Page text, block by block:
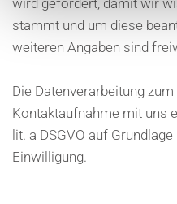
wird gefordert, damit wir
stammt und um diese
weiteren Angaben sind
Die Datenverarbeitung
Kontaktaufnahme mit uns
lit. a DSGVO auf
Einwilligung.